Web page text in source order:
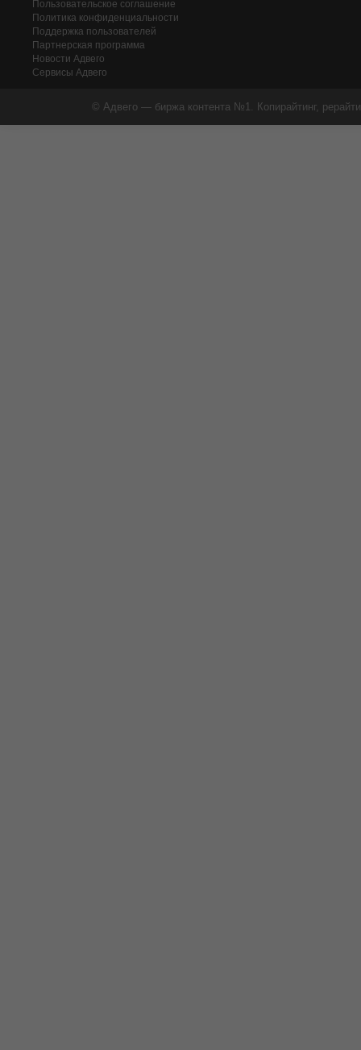
Пользовательское соглашение
Политика конфиденциальности
Поддержка пользователей
Партнерская программа
Новости Адвего
Сервисы Адвего
© Адвего — биржа контента №1. Копирайтинг,